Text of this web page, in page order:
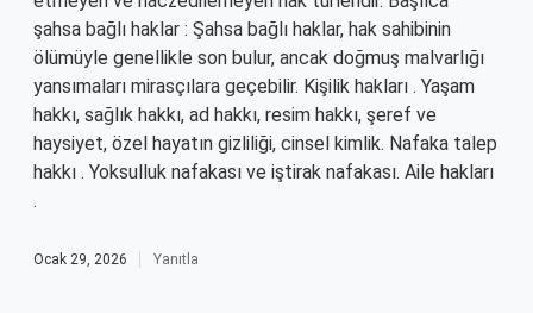
şahsa bağlı haklar : Şahsa bağlı haklar, hak sahibinin
ölümüyle genellikle son bulur, ancak doğmuş malvarlığı
yansımaları mirasçılara geçebilir. Kişilik hakları . Yaşam
hakkı, sağlık hakkı, ad hakkı, resim hakkı, şeref ve
haysiyet, özel hayatın gizliliği, cinsel kimlik. Nafaka talep
hakkı . Yoksulluk nafakası ve iştirak nafakası. Aile hakları
.
Ocak 29, 2026 Yanıtla